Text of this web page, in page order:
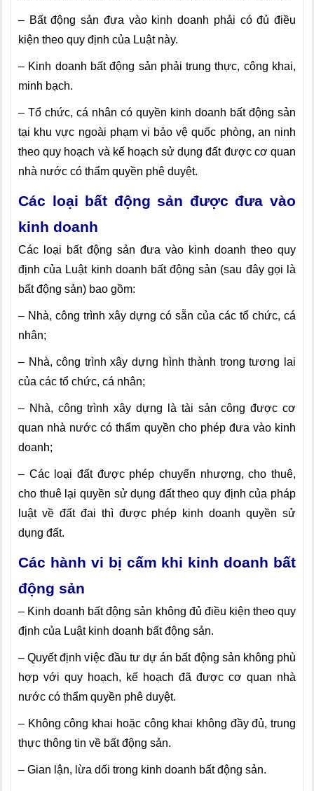
– Bất động sản đưa vào kinh doanh phải có đủ điều
kiện theo quy định của Luật này.
– Kinh doanh bất động sản phải trung thực, công khai,
minh bạch.
– Tổ chức, cá nhân có quyền kinh doanh bất động sản
tại khu vực ngoài phạm vi bảo vệ quốc phòng, an ninh
theo quy hoạch và kế hoạch sử dụng đất được cơ quan
nhà nước có thẩm quyền phê duyệt.
Các loại bất động sản được đưa vào
kinh doanh
Các loại bất động sản đưa vào kinh doanh theo quy
định của Luật kinh doanh bất động sản (sau đây gọi là
bất động sản) bao gồm:
– Nhà, công trình xây dựng có sẵn của các tổ chức, cá
nhân;
– Nhà, công trình xây dựng hình thành trong tương lai
của các tổ chức, cá nhân;
– Nhà, công trình xây dựng là tài sản công được cơ
quan nhà nước có thẩm quyền cho phép đưa vào kinh
doanh;
– Các loại đất được phép chuyển nhượng, cho thuê,
cho thuê lại quyền sử dụng đất theo quy định của pháp
luật về đất đai thì được phép kinh doanh quyền sử
dụng đất.
Các hành vi bị cấm khi kinh doanh bất
động sản
– Kinh doanh bất động sản không đủ điều kiện theo quy
định của Luật kinh doanh bất động sản.
– Quyết định việc đầu tư dự án bất động sản không phù
hợp với quy hoạch, kế hoạch đã được cơ quan nhà
nước có thẩm quyền phê duyệt.
– Không công khai hoặc công khai không đầy đủ, trung
thực thông tin về bất động sản.
– Gian lận, lừa dối trong kinh doanh bất động sản.